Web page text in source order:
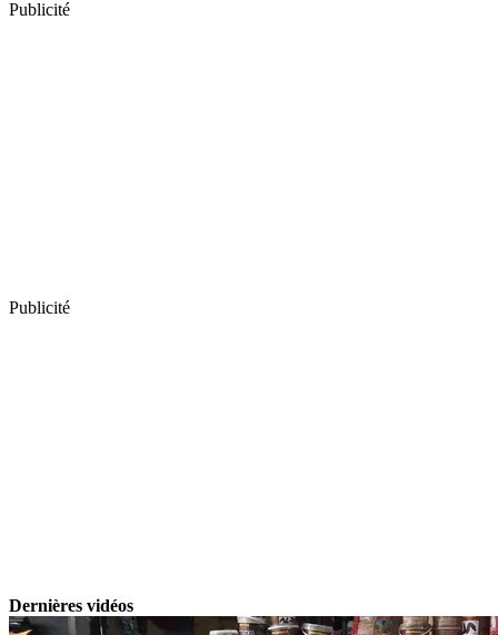
Publicité
Publicité
Dernières vidéos